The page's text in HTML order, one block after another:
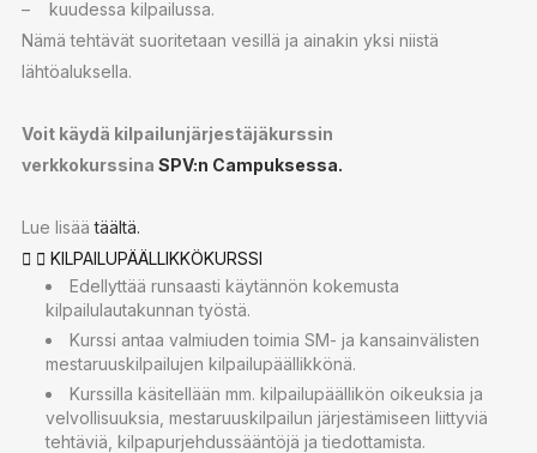
– kuudessa kilpailussa.
Nämä tehtävät suoritetaan vesillä ja ainakin yksi niistä
lähtöaluksella.
Voit käydä kilpailunjärjestäjäkurssin
verkkokurssina SPV:n Campuksessa.
Lue lisäätäältä.
KILPAILUPÄÄLLIKKÖKURSSI
Edellyttää runsaasti käytännön kokemusta
kilpailulautakunnan työstä.
Kurssi antaa valmiuden toimia SM- ja kansainvälisten
mestaruuskilpailujen kilpailupäällikkönä.
Kurssilla käsitellään mm. kilpailupäällikön oikeuksia ja
velvollisuuksia, mestaruuskilpailun järjestämiseen liittyviä
tehtäviä, kilpapurjehdussääntöjä ja tiedottamista.